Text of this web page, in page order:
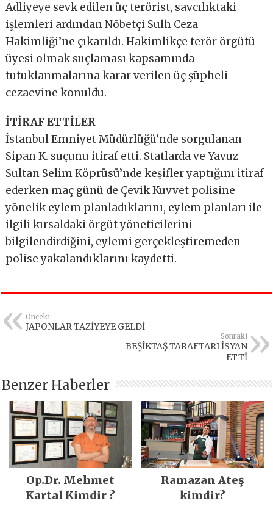
Adliyeye sevk edilen üç terörist, savcılıktaki
işlemleri ardından Nöbetçi Sulh Ceza
Hakimliği’ne çıkarıldı. Hakimlikçe terör örgütü
üyesi olmak suçlaması kapsamında
tutuklanmalarına karar verilen üç şüpheli
cezaevine konuldu.
İTİRAF ETTİLER
İstanbul Emniyet Müdürlüğü’nde sorgulanan
Sipan K. suçunu itiraf etti. Statlarda ve Yavuz
Sultan Selim Köprüsü’nde keşifler yaptığını itiraf
ederken maç günü de Çevik Kuvvet polisine
yönelik eylem planladıklarını, eylem planları ile
ilgili kırsaldaki örgüt yöneticilerini
bilgilendirdiğini, eylemi gerçekleştiremeden
polise yakalandıklarını kaydetti.
Önceki
JAPONLAR TAZİYEYE GELDİ
Sonraki
BEŞİKTAŞ TARAFTARI İSYAN
ETTİ
Benzer Haberler
Op.Dr. Mehmet
Kartal Kimdir ?
Ramazan Ateş
kimdir?